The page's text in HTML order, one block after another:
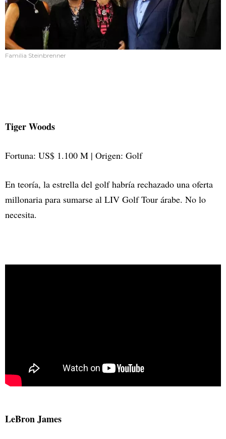
Familia Steinbrenner
Tiger Woods
Fortuna: US$ 1.100 M | Origen: Golf
En teoría, la estrella del golf habría rechazado una oferta
millonaria para sumarse al LIV Golf Tour árabe. No lo
necesita.
LeBron James